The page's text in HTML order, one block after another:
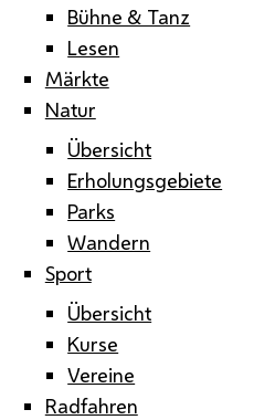
Bühne & Tanz
Lesen
Märkte
Natur
Übersicht
Erholungsgebiete
Parks
Wandern
Sport
Übersicht
Kurse
Vereine
Radfahren